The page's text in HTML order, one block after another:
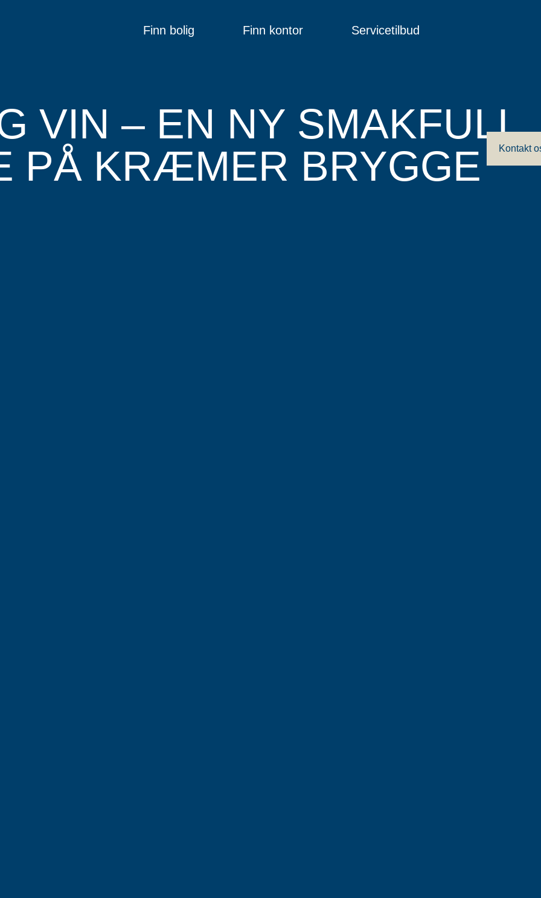
Finn bolig Finn kontor Servicetilbud
Kontakt
VIN – EN NY SMAKFULL
PÅ KRÆMER BRYGGE